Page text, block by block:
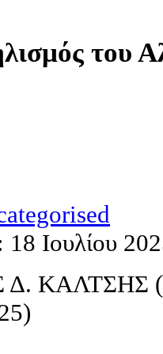
του
Ιουλίου
Δ.
25)